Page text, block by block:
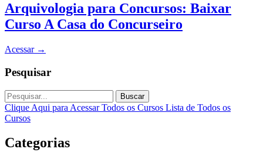
Arquivologia para Concursos: Baixar
Curso A Casa do Concurseiro
Acessar →
Pesquisar
Buscar
Clique Aqui para Acessar Todos os Cursos Lista de Todos os
Cursos
Categorias